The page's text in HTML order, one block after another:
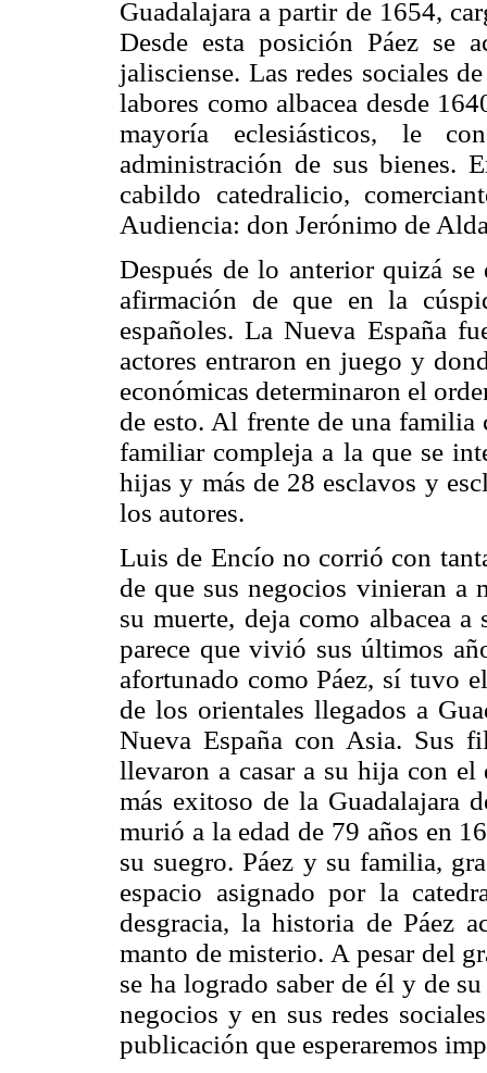
Guadalajara a partir de 1654,
Desde esta posición Páez se
jalisciense. Las redes sociales
labores como albacea desde
mayoría eclesiásticos, le
administración de sus bienes.
cabildo catedralicio,
Audiencia: don Jerónimo de
Después de lo anterior quizá se
afirmación de que en la
españoles. La Nueva España
actores entraron en juego y
económicas determinaron el
de esto. Al frente de una
familiar compleja a la que se
hijas y más de 28 esclavos y
los autores.
Luis de Encío no corrió con
de que sus negocios vinieran a
su muerte, deja como albacea
parece que vivió sus últimos
afortunado como Páez, sí tuvo
de los orientales llegados a
Nueva España con Asia. Sus
llevaron a casar a su hija con
más exitoso de la Guadalajara
murió a la edad de 79 años en
su suegro. Páez y su familia,
espacio asignado por la
desgracia, la historia de Páez
manto de misterio. A pesar del
se ha logrado saber de él y de
negocios y en sus redes
publicación que esperaremos